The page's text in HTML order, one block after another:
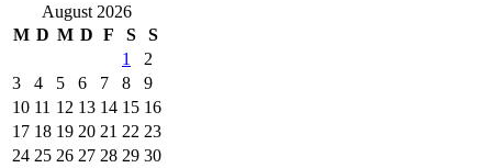
August 2026
M D M D F S
S
1
2
3
4 5 6 7 8
9
10 11 12 13 14 15 16
17 18 19 20 21 22 23
24 25 26 27 28 29 30